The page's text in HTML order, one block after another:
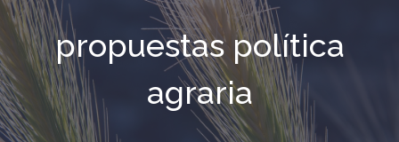
propuestas política
agraria